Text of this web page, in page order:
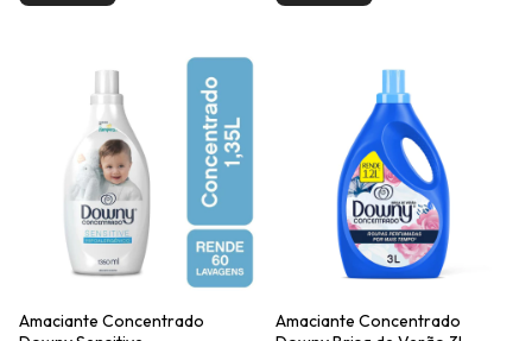
Amaciante Concentrado
Amaciante Concentrado